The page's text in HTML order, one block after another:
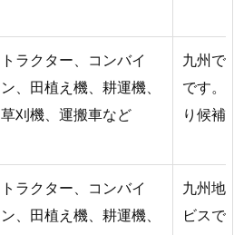
トラクター、コンバイ
ン、田植え機、耕運機、
草刈機、運搬車など
九州で
です。
り候補
トラクター、コンバイ
ン、田植え機、耕運機、
九州地
ビスで